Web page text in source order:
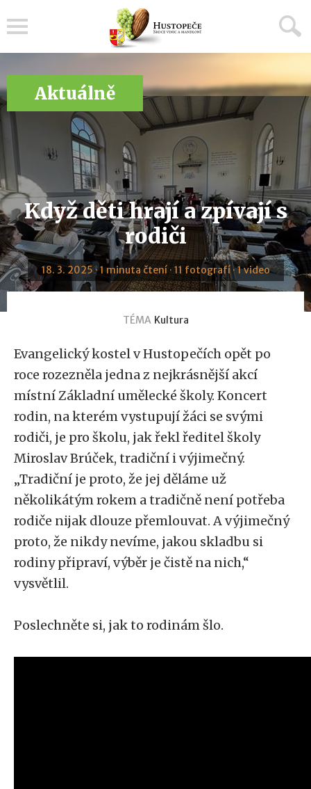
Aktuálně
Když děti hrají a zpívají s
rodiči
18. 3. 2025 · 1 minuta čtení · 11 fotografí · 1 video
TÉMA Kultura
Evangelický kostel v Hustopečích opět po
roce rozezněla jedna z nejkrásnější akcí
místní Základní umělecké školy. Koncert
rodin, na kterém vystupují žáci se svými
rodiči, je pro školu, jak řekl ředitel školy
Miroslav Brúček, tradiční i výjimečný.
„Tradiční je proto, že jej děláme už
několikátým rokem a tradičně není potřeba
rodiče nijak dlouze přemlouvat. A výjimečný
proto, že nikdy nevíme, jakou skladbu si
rodiny připraví, výběr je čistě na nich,“
vysvětlil.
Poslechněte si, jak to rodinám šlo.